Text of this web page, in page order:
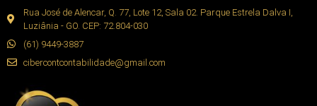
Rua José de Alencar, Q. 77, Lote 12, Sala 02. Parque Estrela Dalva I,
Luziânia - GO. CEP: 72.804-030
(61) 9449-3887
cibercontcontabilidade@gmail.com